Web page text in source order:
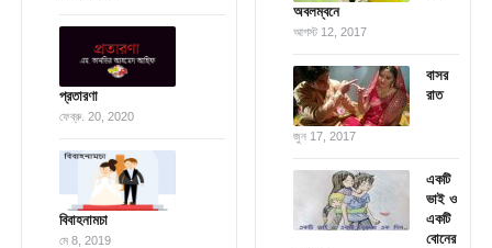
প্রতারণা
ফেব্রু. 20, 2020
বিবাহনামচা
মে 8, 2019
অবলম্বনে
আগস্ট 12, 2017
বাসর
রাত
জুন 17, 2017
একটি
ভাই ও
একটি
বোনের